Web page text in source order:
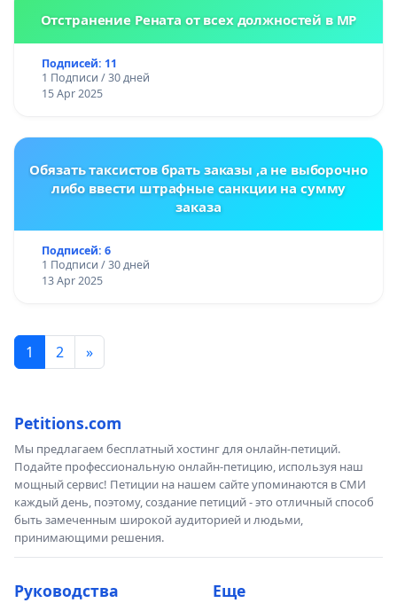
Отстранение Рената от всех должностей в МР
Подписей: 11
1 Подписи / 30 дней
15 Apr 2025
Обязать таксистов брать заказы ,а не выборочно
либо ввести штрафные санкции на сумму
заказа
Подписей: 6
1 Подписи / 30 дней
13 Apr 2025
1 2 »
Petitions.com
Мы предлагаем бесплатный хостинг для онлайн-петиций.
Подайте профессиональную онлайн-петицию, используя наш
мощный сервис! Петиции на нашем сайте упоминаются в СМИ
каждый день, поэтому, создание петиций - это отличный способ
быть замеченным широкой аудиторией и людьми,
принимающими решения.
Руководства Еще